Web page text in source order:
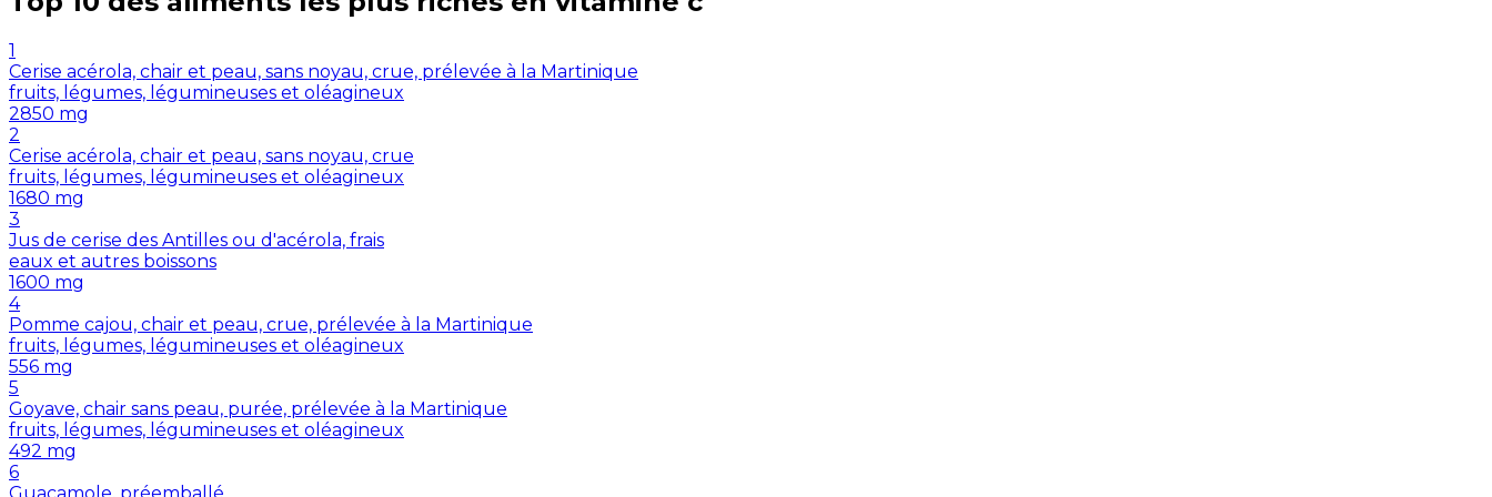
1
Cerise acérola, chair et peau, sans noyau, crue, prélevée à la Martinique
fruits, légumes, légumineuses et oléagineux
2850 mg
2
Cerise acérola, chair et peau, sans noyau, crue
fruits, légumes, légumineuses et oléagineux
1680 mg
3
Jus de cerise des Antilles ou d'acérola, frais
eaux et autres boissons
1600 mg
4
Pomme cajou, chair et peau, crue, prélevée à la Martinique
fruits, légumes, légumineuses et oléagineux
556 mg
5
Goyave, chair sans peau, purée, prélevée à la Martinique
fruits, légumes, légumineuses et oléagineux
492 mg
6